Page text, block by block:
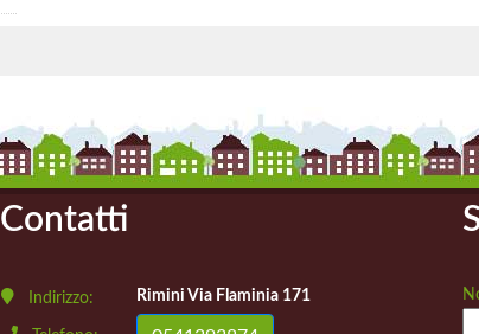
Contatti
Indirizzo: Rimini Via Flaminia 171